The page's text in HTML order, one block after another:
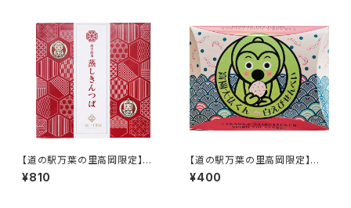
【道の駅万葉の里高岡限定】
越中銘菓 蒸しきんつば
¥810
【道の駅万葉の里高岡限定】
高岡大仏くん白えびせんべい
¥400